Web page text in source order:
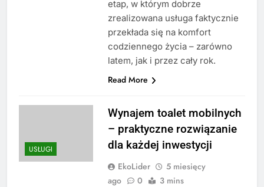
etap, w którym dobrze
zrealizowana usługa faktycznie
przekłada się na komfort
codziennego życia – zarówno
latem, jak i przez cały rok.
Read More
USŁUGI
Wynajem toalet mobilnych
– praktyczne rozwiązanie
dla każdej inwestycji
EkoLider
5 miesięcy
ago
0 3 mins